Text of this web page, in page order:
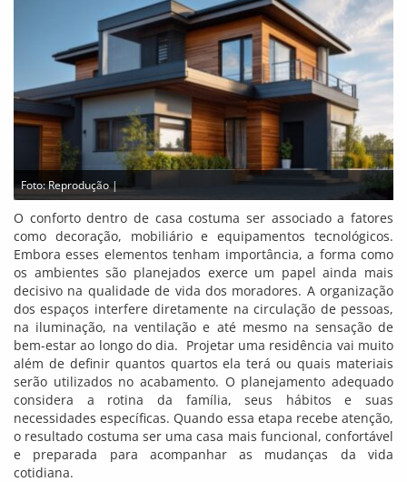
Foto: Reprodução |
O conforto dentro de casa costuma ser associado a fatores
como decoração, mobiliário e equipamentos tecnológicos.
Embora esses elementos tenham importância, a forma como
os ambientes são planejados exerce um papel ainda mais
decisivo na qualidade de vida dos moradores. A organização
dos espaços interfere diretamente na circulação de pessoas,
na iluminação, na ventilação e até mesmo na sensação de
bem-estar ao longo do dia. Projetar uma residência vai muito
além de definir quantos quartos ela terá ou quais materiais
serão utilizados no acabamento. O planejamento adequado
considera a rotina da família, seus hábitos e suas
necessidades específicas. Quando essa etapa recebe atenção,
o resultado costuma ser uma casa mais funcional, confortável
e preparada para acompanhar as mudanças da vida
cotidiana.